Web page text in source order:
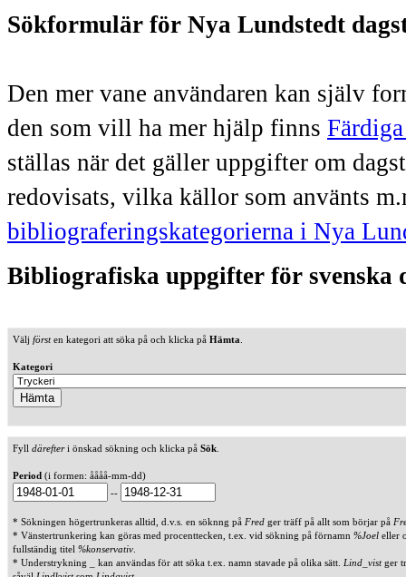
Sökformulär för Nya Lundstedt
Den mer vane användaren kan själv
den som vill ha mer hjälp finns
ställas när det gäller uppgifter om
redovisats, vilka källor som använts
bibliograferingskategorierna i Nya
Bibliografiska uppgifter för svenska
Välj försten kategori att söka på och klicka på Hämta
Kategori
Fyll därefteri önskad sökning och klicka på Sök
Period (i formen: åååå-mm-dd)
--
* Sökningen högertrunkeras alltid, d.v.s. en söknng på Fred ger träff på allt som börjar på
* Vänstertrunkering kan göras med procenttecken, t.ex. vid sökning på förnamn %Joel eller
fullständig titel %konservativ
* Understrykning _ kan användas för att söka t.ex. namn stavade på olika sätt. Lind_vistger